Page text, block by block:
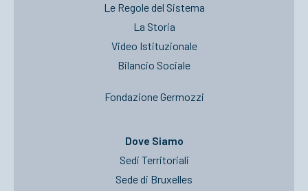
Le Regole del Sistema
La Storia
Video Istituzionale
Bilancio Sociale
Fondazione Germozzi
Dove Siamo
Sedi Territoriali
Sede di Bruxelles